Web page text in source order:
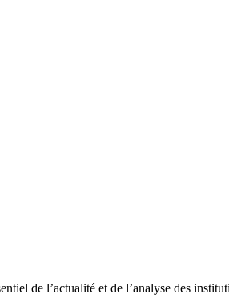
de l’actualité et de l’analyse des